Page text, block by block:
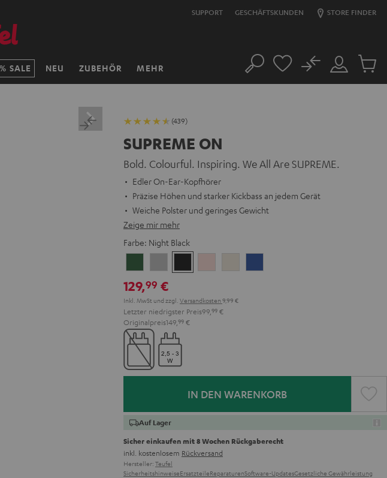
SUPPORT GESCHÄFTSKUNDEN STORE FINDER
SALE NEU ZUBEHÖR MEHR Suche
Mein
Konto
No
Artikel
(439)
SUPREME ON
Bold. Colourful. Inspiring. We All Are SUPREME.
Edler On-Ear-Kopfhörer
Präzise Höhen und starker Kickbass an jedem Gerät
Weiche Polster und geringes Gewicht
Zeige mir mehr
Farbe: Night Black
Green Gray
Black
White
129,99 €
Inkl. MwSt und zzgl. Versandkosten 9,99 €
Letzter niedrigster Preis99, 99 €
Originalpreis149, 99 €
IN DEN WARENKORB
Auf Lager
Sicher einkaufen mit 8 Wochen Rückgaberecht
inkl. kostenlosem Rückversand
Hersteller: Teufel
SicherheitshinweiseErsatzteileReparaturenSoftware-UpdatesGesetzliche Gewährleistung